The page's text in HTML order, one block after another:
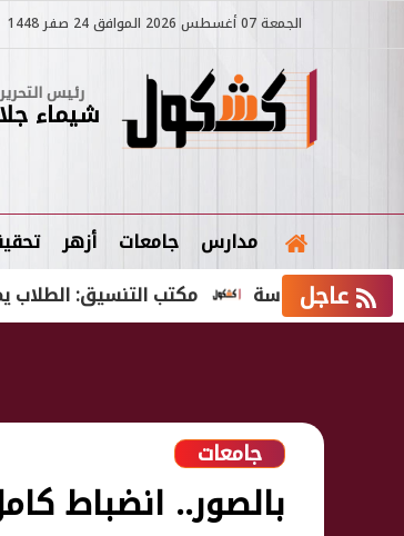
الجمعة 07 أغسطس 2026 الموافق 24 صفر 1448
رئيس التحرير
شيماء
مدارس جامعات أزهر
عاجلمكتب التنسيق: الطلاب يمكنهم تعديل
جامعات
بالصور.. انضباط